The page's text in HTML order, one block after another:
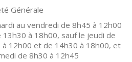
Générale
au vendredi de 8h45 à 12h00
13h30 à 18h00, sauf le jeudi de
à 12h00 et de 14h30 à 18h00, et
de 8h30 à 12h45